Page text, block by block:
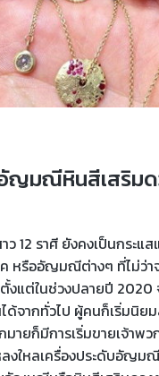
มณีหินสีเสริมด
ว 12 ราศี ยังคงเป็นกระแ
หรืออัญมณีต่างๆ ที่ไม่ว่า
งแต่ในช่วงปลายปี
นได้จากทั่วไป ผู้คนก็เริ่ม
มายก็มีการเริ่มขายเจ้าพ
ลงใหลเครื่องประดับอัญ